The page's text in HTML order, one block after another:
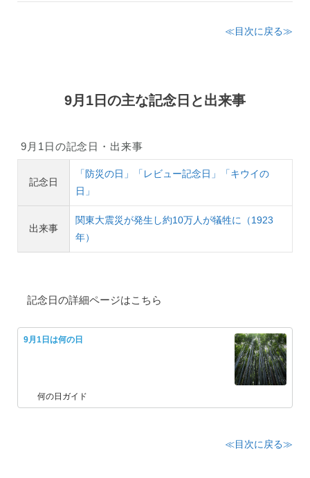
≪目次に戻る≫
9月1日の主な記念日と出来事
9月1日の記念日・出来事
記念日
「防災の日」「レビュー記念日」「キウイの
日」
出来事
関東大震災が発生し約10万人が犠牲に（1923
年）
記念日の詳細ページはこちら
9月1日は何の日
何の日ガイド
≪目次に戻る≫